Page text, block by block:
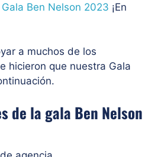
Ben Nelson 2023 ¡En
a muchos de los
hicieron que nuestra Gala
de la gala Ben Nelson